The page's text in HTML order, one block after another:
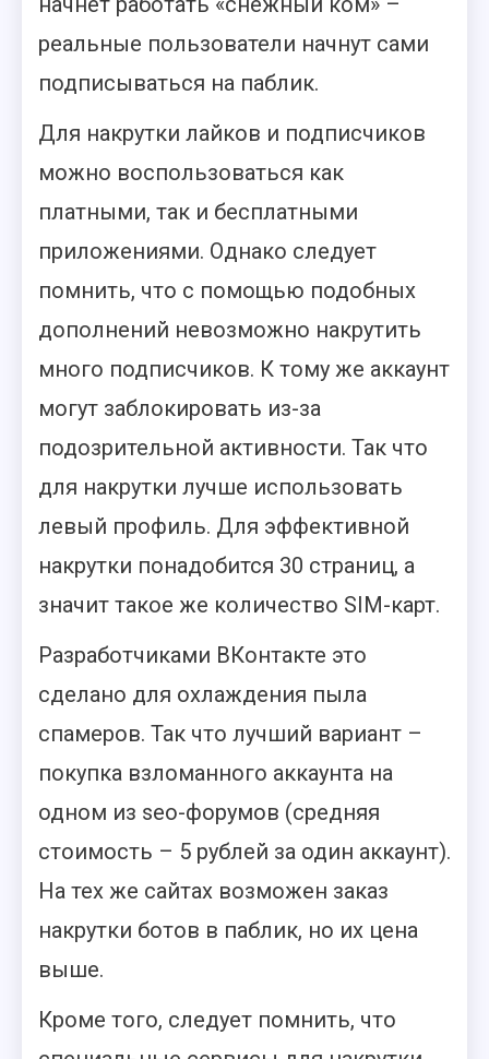
реальные пользователи начнут сами
подписываться на паблик.
Для накрутки лайков и подписчиков
можно воспользоваться как
платными, так и бесплатными
приложениями. Однако следует
помнить, что с помощью подобных
дополнений невозможно накрутить
много подписчиков. К тому же аккаунт
могут заблокировать из-за
подозрительной активности. Так что
для накрутки лучше использовать
левый профиль. Для эффективной
накрутки понадобится 30 страниц, а
значит такое же количество SIM-карт.
Разработчиками ВКонтакте это
сделано для охлаждения пыла
спамеров. Так что лучший вариант –
покупка взломанного аккаунта на
одном из seo-форумов (средняя
стоимость – 5 рублей за один аккаунт).
На тех же сайтах возможен заказ
накрутки ботов в паблик, но их цена
выше.
Кроме того, следует помнить, что